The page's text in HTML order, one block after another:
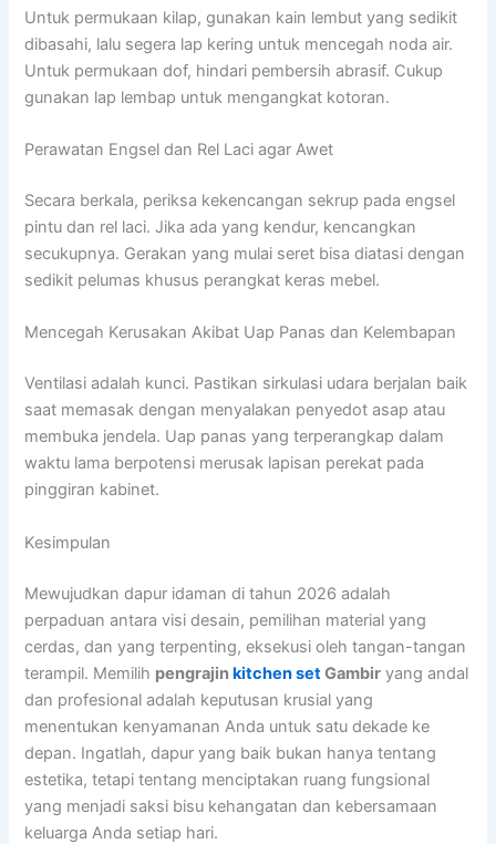
Untuk permukaan kilap, gunakan kain lembut yang sedikit
dibasahi, lalu segera lap kering untuk mencegah noda air.
Untuk permukaan dof, hindari pembersih abrasif. Cukup
gunakan lap lembap untuk mengangkat kotoran.
Perawatan Engsel dan Rel Laci agar Awet
Secara berkala, periksa kekencangan sekrup pada engsel
pintu dan rel laci. Jika ada yang kendur, kencangkan
secukupnya. Gerakan yang mulai seret bisa diatasi dengan
sedikit pelumas khusus perangkat keras mebel.
Mencegah Kerusakan Akibat Uap Panas dan Kelembapan
Ventilasi adalah kunci. Pastikan sirkulasi udara berjalan baik
saat memasak dengan menyalakan penyedot asap atau
membuka jendela. Uap panas yang terperangkap dalam
waktu lama berpotensi merusak lapisan perekat pada
pinggiran kabinet.
Kesimpulan
Mewujudkan dapur idaman di tahun 2026 adalah
perpaduan antara visi desain, pemilihan material yang
cerdas, dan yang terpenting, eksekusi oleh tangan-tangan
terampil. Memilih pengrajinkitchen setGambir yang andal
dan profesional adalah keputusan krusial yang
menentukan kenyamanan Anda untuk satu dekade ke
depan. Ingatlah, dapur yang baik bukan hanya tentang
estetika, tetapi tentang menciptakan ruang fungsional
yang menjadi saksi bisu kehangatan dan kebersamaan
keluarga Anda setiap hari.